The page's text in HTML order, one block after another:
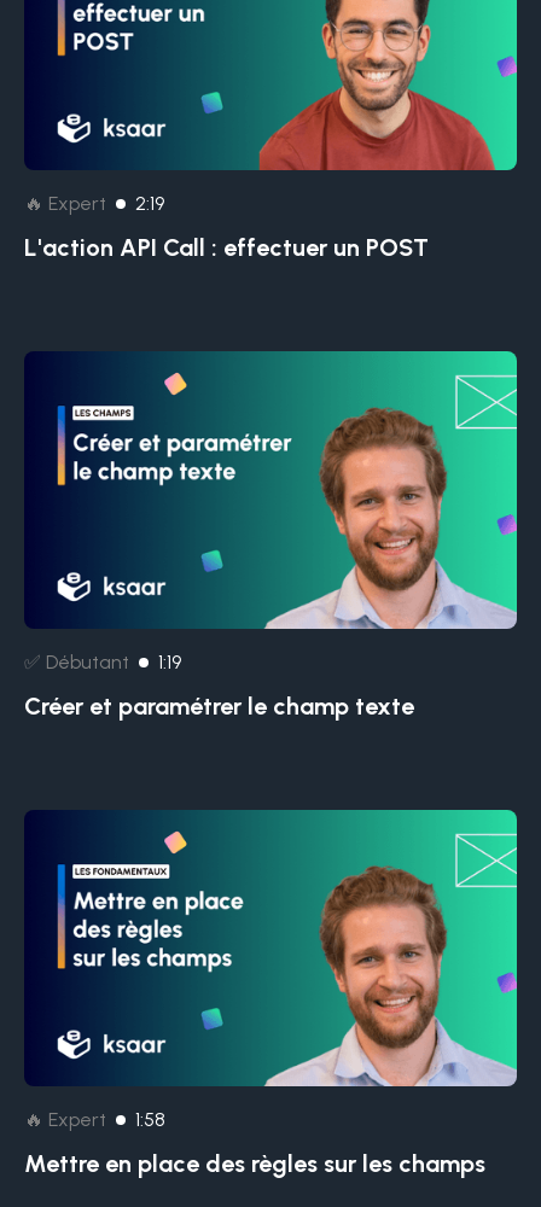
🔥 Expert 2:19
L'action API Call : effectuer un POST
✅ Débutant 1:19
Créer et paramétrer le champ texte
🔥 Expert 1:58
Mettre en place des règles sur les champs